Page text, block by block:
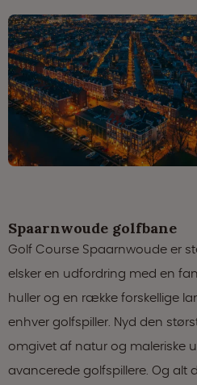
Spaarnwoude golfbane
Golf Course Spaarnwoude er
elsker en udfordring med en
huller og en række forskellige
enhver golfspiller. Nyd den
omgivet af natur og maleriske
avancerede golfspillere. Og alt